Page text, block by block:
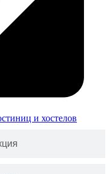
и хостелов